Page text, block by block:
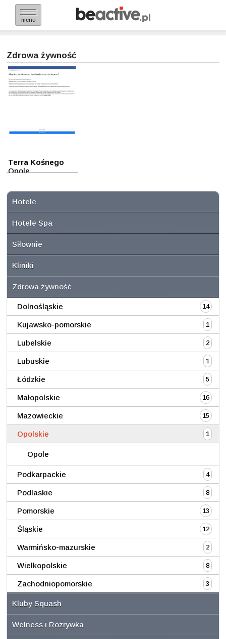
menu
Zdrowa żywność
Terra Kośnego
Opole
Hotele
Hotele Spa
Siłownie
Kliniki
Zdrowa żywność
Dolnośląskie 14
Kujawsko-pomorskie 1
Lubelskie 2
Lubuskie 1
Łódzkie 5
Małopolskie 16
Mazowieckie 15
Opolskie 1
Opole
Podkarpackie 4
Podlaskie 8
Pomorskie 13
Śląskie 12
Warmińsko-mazurskie 2
Wielkopolskie 8
Zachodniopomorskie 3
Kluby Squash
Welness i Rozrywka